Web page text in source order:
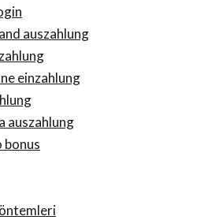
auszahlung
einzahlung
auszahlung
bonus